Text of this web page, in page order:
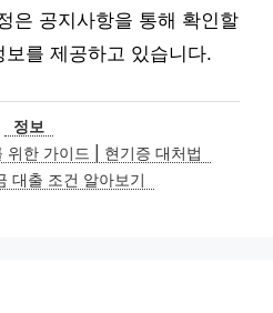
은 공지사항을 통해 확인할
를 제공하고 있습니다.
카
테
고
리
정보
위한 가이드 | 현기증 대처법
대출 조건 알아보기